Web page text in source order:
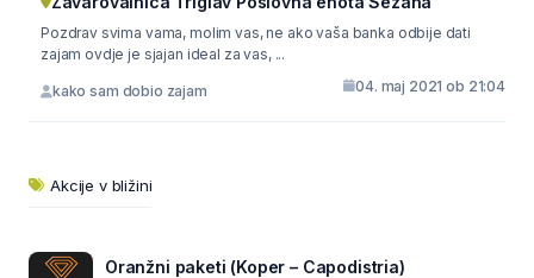
Pozdrav svima vama, molim vas, ne ako vaša banka odbije dati
zajam ovdje je sjajan ideal za vas, ...
kako sam dobio zajam 04. maj 2021 ob 21:04
Akcije v bližini
Oranžni paketi (Koper – Capodistria)